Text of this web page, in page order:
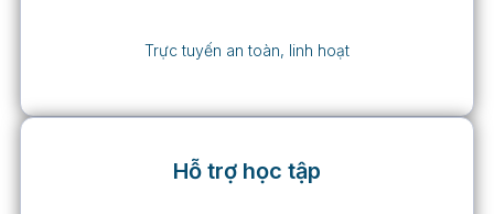
Trực tuyến an toàn, linh hoạt
Hỗ trợ học tập